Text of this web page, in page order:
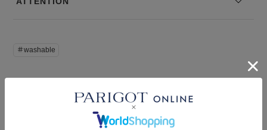
ご了承ください。
＃washable
このアイテムを見た人はこの商品もチェックしています